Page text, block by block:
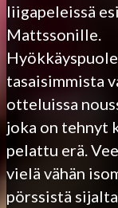
liigapeleissä
Mattssonille.
tasaisimmista
otteluissa
joka on tehnyt
pelattu erä.
vielä vähän
pörssistä